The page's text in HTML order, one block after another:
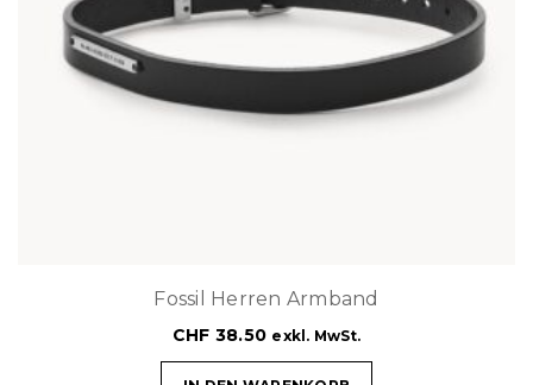
Fossil Herren Armband
CHF 38.50 exkl. MwSt.